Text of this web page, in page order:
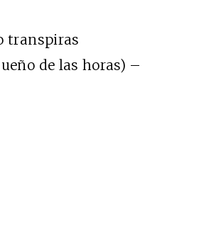
transpiras
de las horas) –